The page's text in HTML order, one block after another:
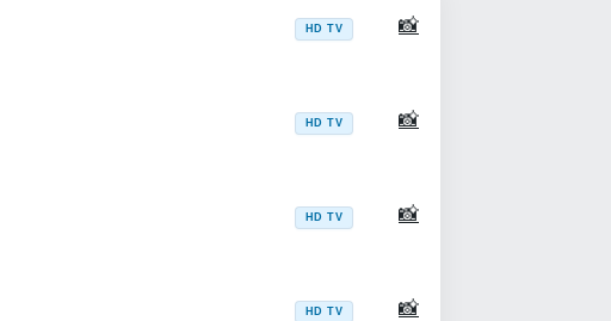
HD TV 📸
HD TV 📸
HD TV 📸
HD TV 📸